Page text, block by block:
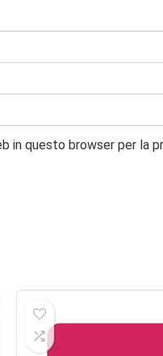
in questo browser per la